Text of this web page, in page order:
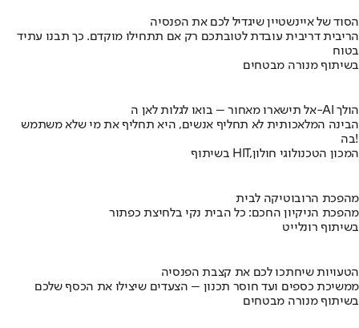
הסוד של איינשטיין שיגדיל לכם את הפנסיה
הריבית דריבית עובדת לטובתכם רק אם תתחילו מוקדם. כך תבנו עתיד
בטוח
בשיתוף מנורה מבטחים
אל תישארו מאחור – בואו לגלות לאן ה-AI הולך
הבינה המלאכותית לא תחליף אנשים, היא תחליף את מי שלא משתמש
בה!
בשיתוף HIT,המכון הטכנולוגי חולון
מהפכת הרובוטיקה לבית
מהפכת הניקיון החכם: כל הבית נקי בלחיצת כפתור
בשיתוף רונלייט
הטעויות שיחתכו לכם את קצבת הפנסיה
ממשיכת כספים ועד חוסר תכנון – הצעדים שיצילו את הכסף שלכם
בשיתוף מנורה מבטחים